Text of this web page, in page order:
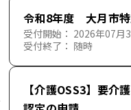
令和8年度 大月市特
受付開始： 2026年07月
受付終了： 随時
【介護OSS3】要介